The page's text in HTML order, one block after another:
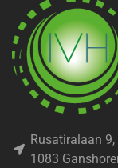
Rusatiralaan 9,
1083